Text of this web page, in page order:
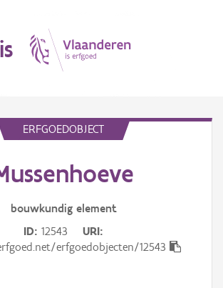
ERFGOEDOBJECT
bouwkundig element
ID 12543
URI
erfgoedobjecten/12543